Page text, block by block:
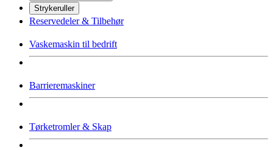
Strykeruller
Reservedeler & Tilbehør
Vaskemaskin til bedrift
Barrieremaskiner
Tørketromler & Skap